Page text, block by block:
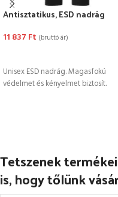
Antisztatikus, ESD nadrág
11 837 Ft (bruttó ár)
Unisex ESD nadrág. Magasfokú
védelmet és kényelmet biztosít.
Tetszenek
is, hogy tőlünk